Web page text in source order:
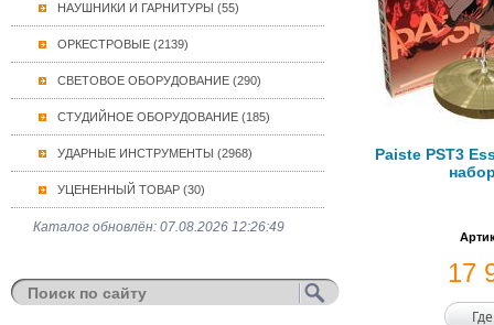
НАУШНИКИ И ГАРНИТУРЫ (55)
ОРКЕСТРОВЫЕ (2139)
СВЕТОВОЕ ОБОРУДОВАНИЕ (290)
СТУДИЙНОЕ ОБОРУДОВАНИЕ (185)
УДАРНЫЕ ИНСТРУМЕНТЫ (2968)
УЦЕНЕННЫЙ ТОВАР (30)
Каталог обновлён: 07.08.2026 12:26:49
Paiste PST3
17